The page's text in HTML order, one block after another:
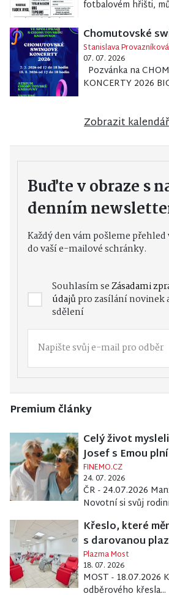
fotbalovém hřišti,
Chomutovské
Stanislava Provazníková
07. 07. 2026
Pozvánka na
KONCERTY 2026
Zobrazit
Buďte v obraze s
denním
Každý den vám pošleme
do vaší e-mailové schránky.
Souhlasím seZásadami
údajůpro zasílání novinek
sdělení
Premium články
Celý život
Josef s Emou
FINEMO.CZ
24. 07. 2026
ČR - 24.07.2026
Novotní si svůj
Křeslo, které
s darovanou
Plazma Most
18. 07. 2026
MOST - 18.07.2026
odběrového křesla...